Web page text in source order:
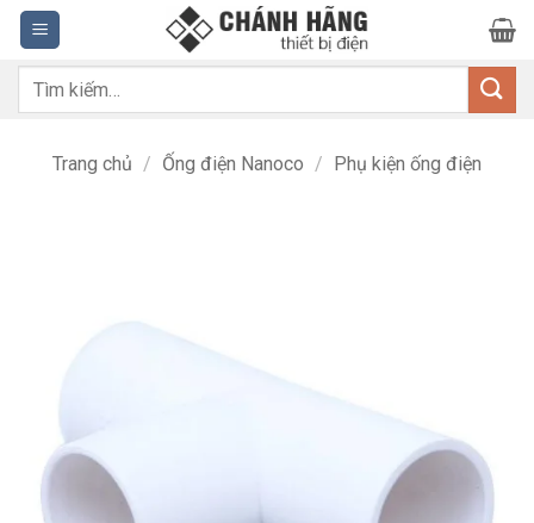
Bỏ
qua
nội
dung
Tìm
Trang chủ / Ống điện Nanoco / Phụ kiện ống điện